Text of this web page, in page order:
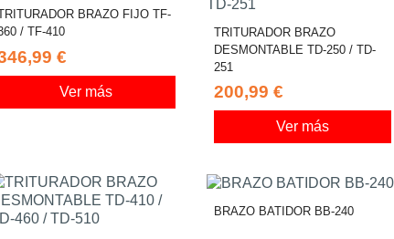
BRAZO FIJO TF-
/ TF-410
€
Ver más
TRITURADOR BRAZO
DESMONTABLE TD-250 / TD-
251
200,99 €
Ver más
BRAZO BATIDOR BB-240